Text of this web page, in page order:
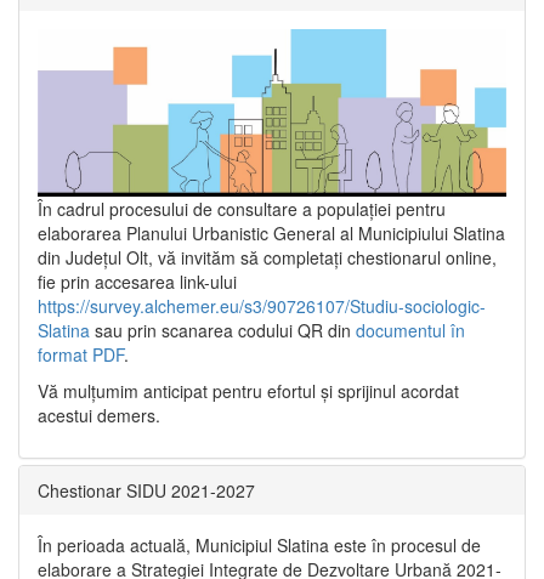
În cadrul procesului de consultare a populaţiei pentru
elaborarea Planului Urbanistic General al Municipiului Slatina
din Județul Olt, vă invităm să completați chestionarul online,
fie prin accesarea link-ului
https://survey.alchemer.eu/s3/90726107/Studiu-sociologic-
Slatina sau prin scanarea codului QR din documentul în
format PDF.
Vă mulţumim anticipat pentru efortul şi sprijinul acordat
acestui demers.
Chestionar SIDU 2021-2027
În perioada actuală, Municipiul Slatina este în procesul de
elaborare a Strategiei Integrate de Dezvoltare Urbană 2021‐